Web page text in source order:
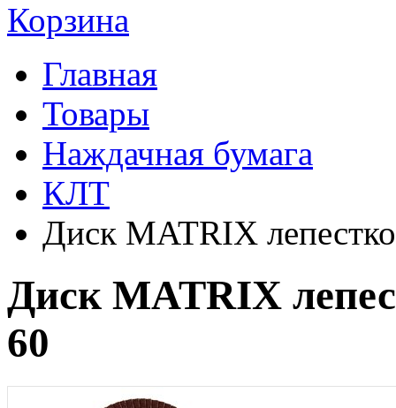
Корзина
Главная
Товары
Наждачная бумага
КЛТ
Диск MATRIX
Диск MATRIX
60